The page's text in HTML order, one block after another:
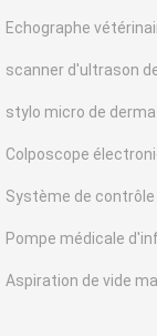
Echographe
scanner d'ultrason
stylo micro de derma
Colposcope
Système de contrôle
Pompe médicale
Aspiration de vide